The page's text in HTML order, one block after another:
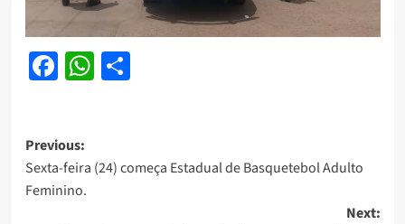
Facebook
WhatsApp
Share
Post
navigation
Previous:
Sexta-feira (24) começa Estadual de Basquetebol Adulto
Feminino.
Next: